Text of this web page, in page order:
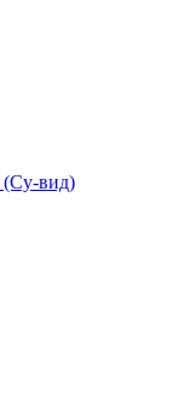
(Су-вид)